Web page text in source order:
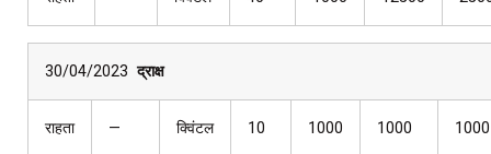
30/04/2023द्राक्ष
राहता — क्विंटल 10 1000 1000 1000